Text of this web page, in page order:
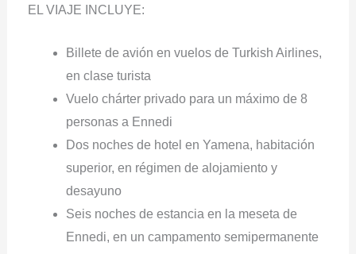
EL VIAJE INCLUYE:
Billete de avión en vuelos de Turkish Airlines,
en clase turista
Vuelo chárter privado para un máximo de 8
personas a Ennedi
Dos noches de hotel en Yamena, habitación
superior, en régimen de alojamiento y
desayuno
Seis noches de estancia en la meseta de
Ennedi, en un campamento semipermanente